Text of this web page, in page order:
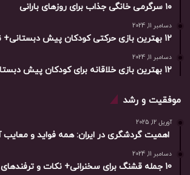
۱۰ سرگرمی خانگی جذاب برای روزهای بارانی
دسامبر 11, 2024
12 بهترین بازی حرکتی کودکان پیش دبستانی+ نکات جالب
دسامبر 11, 2024
12 بهترین بازی خلاقانه برای کودکان پیش دبستانی
موفقیت و رشد
آوریل 12, 2025
اهمیت گردشگری در ایران: همه فواید و معایب
دسامبر 11, 2024
10 جمله قشنگ برای سخنرانی+ نکات و ترفندهای کاربردی